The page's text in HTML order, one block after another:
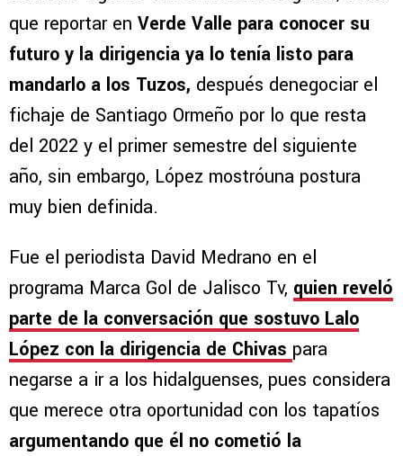
que reportar en Verde Valle para conocer su
futuro y la dirigencia ya lo tenía listo para
mandarlo a los Tuzos, después denegociar el
fichaje de Santiago Ormeño por lo que resta
del 2022 y el primer semestre del siguiente
año, sin embargo, López mostróuna postura
muy bien definida.
Fue el periodista David Medrano en el
programa Marca Gol de Jalisco Tv, quien reveló
parte de la conversación que sostuvo Lalo
López con la dirigencia de Chivas para
negarse a ir a los hidalguenses, pues considera
que merece otra oportunidad con los tapatíos
argumentando que él no cometió la